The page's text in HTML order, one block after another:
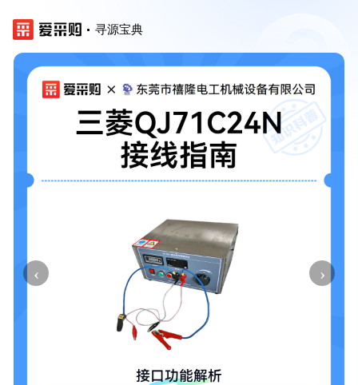
寻源宝典
‹ ›